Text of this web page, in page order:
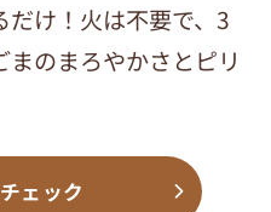
け！火は不要で、3
のまろやかさとピリ
ェック